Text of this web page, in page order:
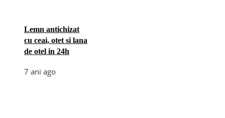
Lemn antichizat
cu ceai, otet si lana
de otel in 24h
7 ani ago